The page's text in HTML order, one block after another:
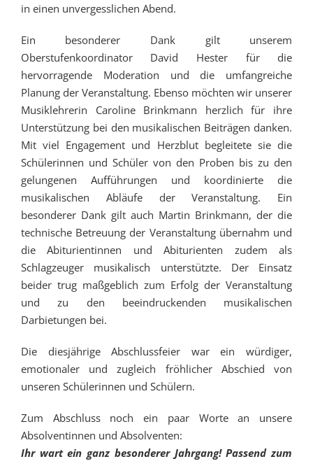
in einen unvergesslichen Abend.
Ein besonderer Dank gilt unserem
Oberstufenkoordinator David Hester für die
hervorragende Moderation und die umfangreiche
Planung der Veranstaltung. Ebenso möchten wir unserer
Musiklehrerin Caroline Brinkmann herzlich für ihre
Unterstützung bei den musikalischen Beiträgen danken.
Mit viel Engagement und Herzblut begleitete sie die
Schülerinnen und Schüler von den Proben bis zu den
gelungenen Aufführungen und koordinierte die
musikalischen Abläufe der Veranstaltung. Ein
besonderer Dank gilt auch Martin Brinkmann, der die
technische Betreuung der Veranstaltung übernahm und
die Abiturientinnen und Abiturienten zudem als
Schlagzeuger musikalisch unterstützte. Der Einsatz
beider trug maßgeblich zum Erfolg der Veranstaltung
und zu den beeindruckenden musikalischen
Darbietungen bei.
Die diesjährige Abschlussfeier war ein würdiger,
emotionaler und zugleich fröhlicher Abschied von
unseren Schülerinnen und Schülern.
Zum Abschluss noch ein paar Worte an unsere
Absolventinnen und Absolventen:
Ihr wart ein ganz besonderer Jahrgang! Passend zum